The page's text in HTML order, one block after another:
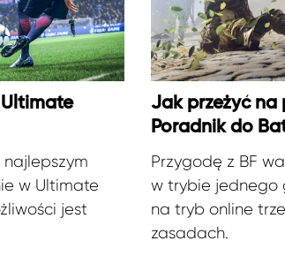
w Ultimate
jest
Jak przeżyć na
Poradnik do
Przygodę z BF
w trybie jednego
na tryb online
zasadach.